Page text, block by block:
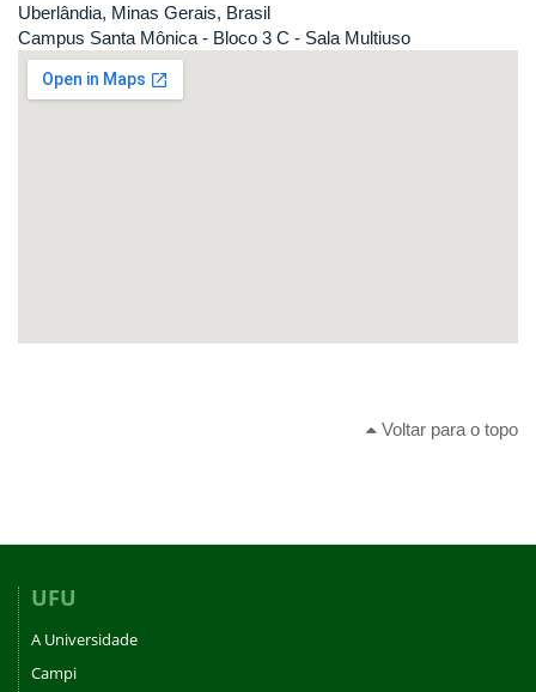
Uberlândia, Minas Gerais, Brasil
Campus Santa Mônica - Bloco 3 C - Sala Multiuso
Voltar para o topo
UFU
A Universidade
Campi